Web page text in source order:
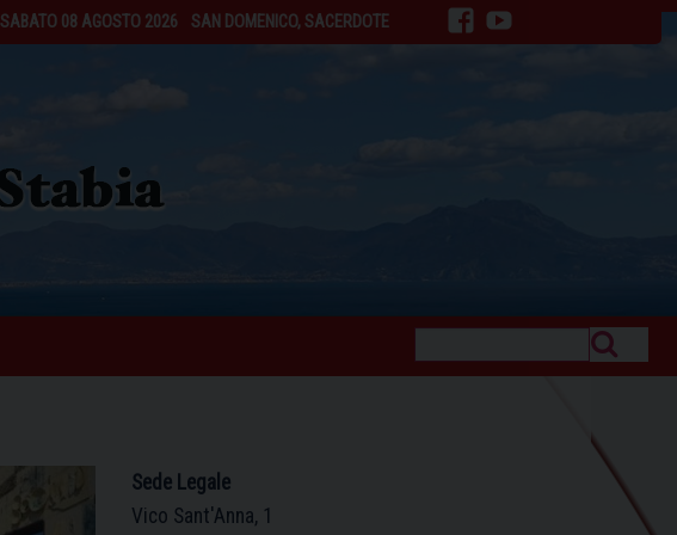
SABATO 08 AGOSTO 2026 SAN DOMENICO, SACERDOTE
facebookyoutube
Sede Legale
Vico Sant'Anna, 1